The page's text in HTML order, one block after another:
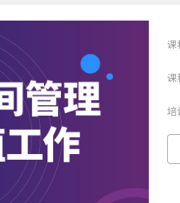
课
课
培